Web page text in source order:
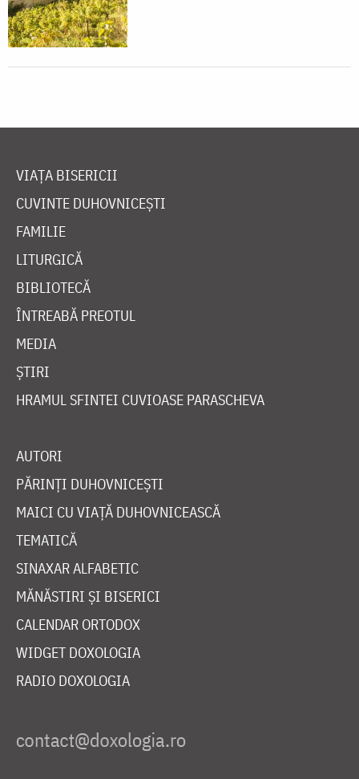
VIAȚA BISERICII
CUVINTE DUHOVNICEȘTI
FAMILIE
LITURGICĂ
BIBLIOTECĂ
ÎNTREABĂ PREOTUL
MEDIA
ȘTIRI
HRAMUL SFINTEI CUVIOASE PARASCHEVA
AUTORI
PĂRINȚI DUHOVNICEȘTI
MAICI CU VIAȚĂ DUHOVNICEASCĂ
TEMATICĂ
SINAXAR ALFABETIC
MĂNĂSTIRI ȘI BISERICI
CALENDAR ORTODOX
WIDGET DOXOLOGIA
RADIO DOXOLOGIA